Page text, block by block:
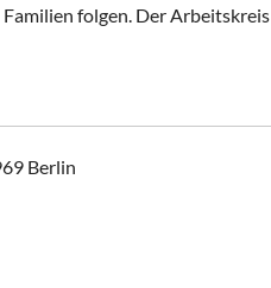
folgen. Der Arbeitskreis
Berlin